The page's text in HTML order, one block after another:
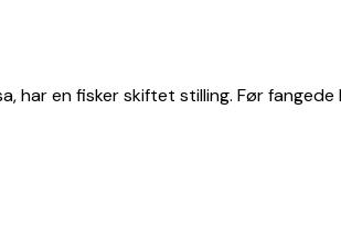
har en fisker skiftet stilling. Før